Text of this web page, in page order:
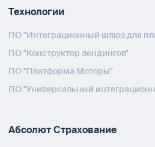
Технологии
ПО "Интеграционный шлюз для
ПО "Конструктор лендингов"
ПО "Платформа Моторы"
ПО "Универсальный
Абсолют Страхование